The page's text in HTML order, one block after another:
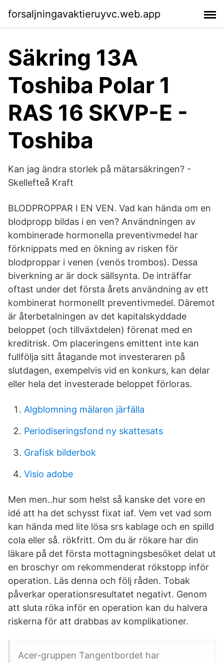
forsaljningavaktieruyvc.web.app
Säkring 13A
Toshiba Polar 1
RAS 16 SKVP-E -
Toshiba
Kan jag ändra storlek på mätarsäkringen? -
Skellefteå Kraft
BLODPROPPAR I EN VEN. Vad kan hända om en
blodpropp bildas i en ven? Användningen av
kombinerade hormonella preventivmedel har
förknippats med en ökning av risken för
blodproppar i venen (venös trombos). Dessa
biverkning ar är dock sällsynta. De inträffar
oftast under det första årets användning av ett
kombinerat hormonellt preventivmedel. Däremot
är återbetalningen av det kapitalskyddade
beloppet (och tillväxtdelen) förenat med en
kreditrisk. Om placeringens emittent inte kan
fullfölja sitt åtagande mot investeraren på
slutdagen, exempelvis vid en konkurs, kan delar
eller hela det investerade beloppet förloras.
Algblomning mälaren järfälla
Periodiseringsfond ny skattesats
Grafisk bilderbok
Visio adobe
Men men..hur som helst så kanske det vore en
idé att ha det schysst fixat iaf. Vem vet vad som
kan hända med lite lösa srs kablage och en spilld
cola eller så. rökfritt. Om du är rökare har din
läkare på det första mottagningsbesöket delat ut
en broschyr om rekommenderat rökstopp inför
operation. Läs denna och följ råden. Tobak
påverkar operationsresultatet negativt. Genom
att sluta röka inför en operation kan du halvera
riskerna för att drabbas av komplikationer.
Acer-gruppen Tangentbordet har